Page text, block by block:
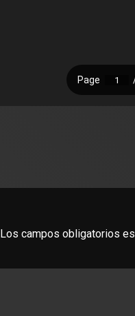
Los campos obligatorios